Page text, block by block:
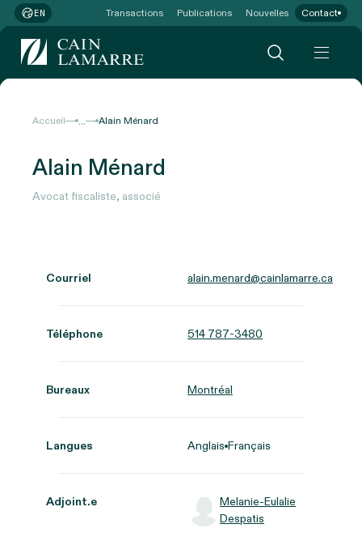
EN Transactions Publications Nouvelles Contact
Accueil ... Alain Ménard
Alain Ménard
Avocat fiscaliste, associé
Courriel alain.menard@cainlamarre.ca
Téléphone 514 787-3480
Bureaux Montréal
Langues Anglais Français
Adjoint.e
Melanie-Eulalie
Despatis